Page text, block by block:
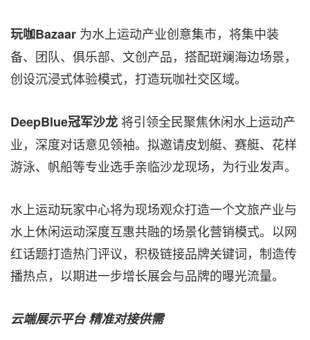
玩咖Bazaar 为水上运动产业创意集市，将集中装
备、团队、俱乐部、文创产品，搭配斑斓海边场景，
创设沉浸式体验模式，打造玩咖社交区域。
DeepBlue冠军沙龙将引领全民聚焦休闲水上运动产
业，深度对话意见领袖。拟邀请皮划艇、赛艇、花样
游泳、帆船等专业选手亲临沙龙现场，为行业发声。
水上运动玩家中心将为现场观众打造一个文旅产业与
水上休闲运动深度互惠共融的场景化营销模式。以网
红话题打造热门评议，积极链接品牌关键词，制造传
播热点，以期进一步增长展会与品牌的曝光流量。
云端展示平台 精准对接供需